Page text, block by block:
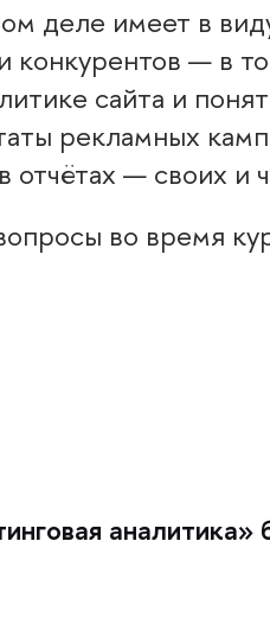
деле имеет в
конкурентов — в
сайта и
рекламных
отчётах — своих
во время
аналитика»